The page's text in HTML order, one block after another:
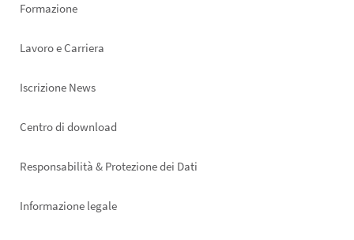
Formazione
Lavoro e Carriera
Iscrizione News
Footer
Centro di download
Responsabilità & Protezione dei Dati
Informazione legale